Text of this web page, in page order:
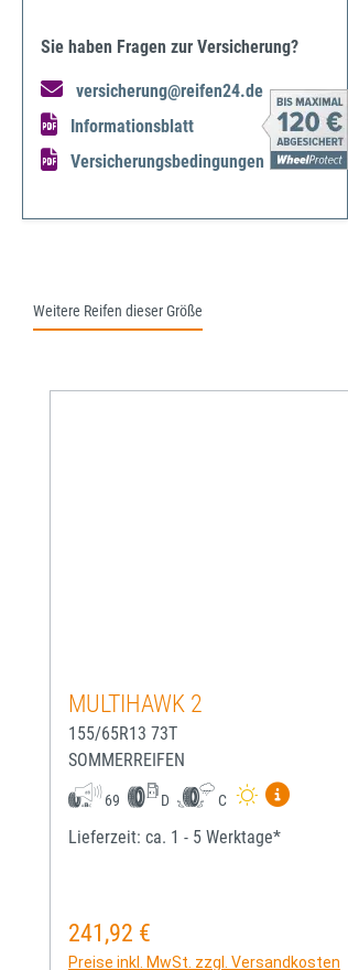
Sie haben Fragen zur Versicherung?
versicherung@reifen24.de
Informationsblatt
Versicherungsbedingungen
Weitere Reifen dieser Größe
MULTIHAWK 2
155/65R13 73T
SOMMERREIFEN
69 D C
Mehr
Lieferzeit: ca. 1 - 5 Werktage*
Regulärer Preis:
241,92 €
Preise inkl. MwSt. zzgl. Versandkosten